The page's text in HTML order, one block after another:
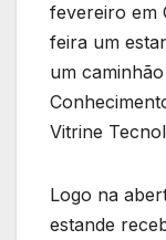
fevereiro em
feira um
um
Vitrine
Logo na
estande